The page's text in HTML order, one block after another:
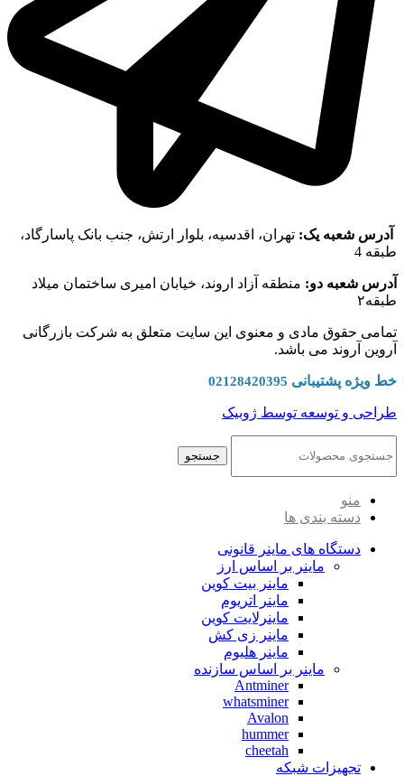
آدرس شعبه یک: تهران، اقدسیه، بلوار ارتش، جنب بانک پاسارگاد،
طبقه 4
آدرس شعبه دو: منطقه آزاد اروند، خیابان امیری ساختمان میلاد
طبقه۲
تمامی حقوق مادی و معنوی این سایت متعلق به شرکت بازرگانی
آروین آروند می باشد.
خط ویژه پشتیبانی 02128420395
طراحی و توسعه توسط ژوبیک
جستجو
منو
دسته بندی ها
دستگاه های ماینر قانونی
ماینر بر اساس ارز
ماینر بیت کوین
ماینر اتریوم
ماینرلایت کوین
ماینر زی کش
ماینر هلیوم
ماینر بر اساس سازنده
Antminer
whatsminer
Avalon
hummer
cheetah
تجهیزات شبکه